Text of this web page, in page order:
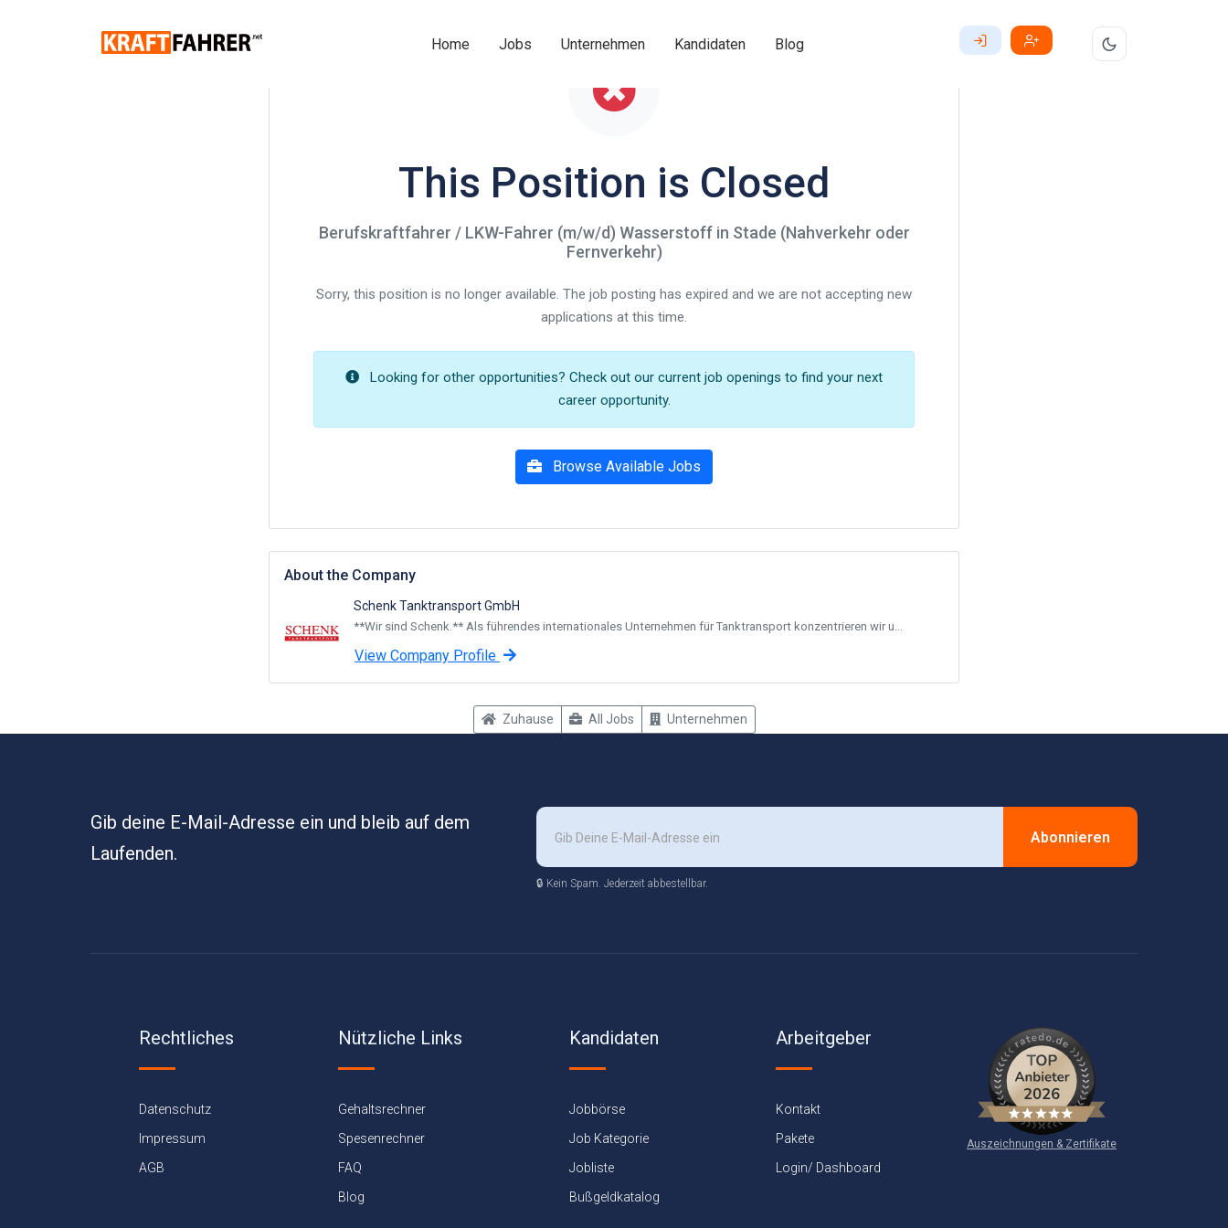
Home Jobs Unternehmen Kandidaten Blog
This Position is Closed
Berufskraftfahrer / LKW-Fahrer (m/w/d) Wasserstoff in Stade (Nahverkehr oder
Fernverkehr)
Sorry, this position is no longer available. The job posting has expired and we are not accepting new
applications at this time.
Looking for other opportunities? Check out our current job openings to find your next
career opportunity.
Browse Available Jobs
About the Company
Schenk Tanktransport GmbH
**Wir sind Schenk.** Als führendes internationales Unternehmen für Tanktransport konzentrieren wir u...
View Company Profile
Zuhause All Jobs Unternehmen
Gib deine E-Mail-Adresse ein und bleib auf dem
Laufenden.
Abonnieren
🔒 Kein Spam. Jederzeit abbestellbar.
Rechtliches
Datenschutz
Impressum
AGB
Nützliche Links
Gehaltsrechner
Spesenrechner
FAQ
Blog
Kandidaten
Jobbörse
Job Kategorie
Jobliste
Bußgeldkatalog
Arbeitgeber
Kontakt
Pakete
Login/ Dashboard
Auszeichnungen & Zertifikate